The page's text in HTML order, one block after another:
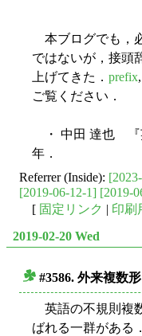
本ブログでも，
ではないが，接頭
上げてきた． prefix,
ご覧ください．
・ 中田 達也 『
年．
Referrer (Inside):
[2019-06-12-1] [2019-
[ 固定リンク | 印刷
2019-02-20 Wed
#3586. 外来複数形
英語の不規則複
ばれる一群がある